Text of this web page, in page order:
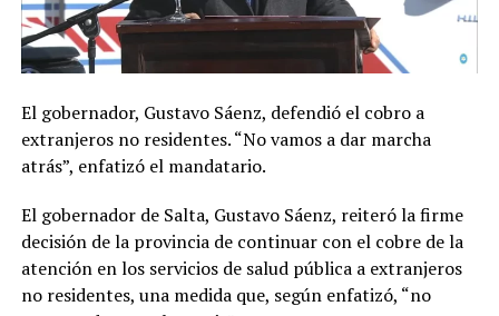
El gobernador, Gustavo Sáenz, defendió el cobro a
extranjeros no residentes. “No vamos a dar marcha
atrás”, enfatizó el mandatario.
El gobernador de Salta, Gustavo Sáenz, reiteró la firme
decisión de la provincia de continuar con el cobre de la
atención en los servicios de salud pública a extranjeros
no residentes, una medida que, según enfatizó, “no